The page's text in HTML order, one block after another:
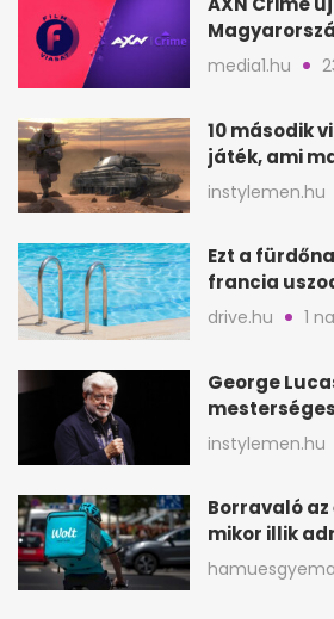
media1.hu
10 második
játék, ami
a képernyő
instylemen.hu
Ezt a
francia
fogadják el
drive.hu 1
George
lehet
lépése
instylemen.hu
Borravaló
mikor illik
rendeléskor?